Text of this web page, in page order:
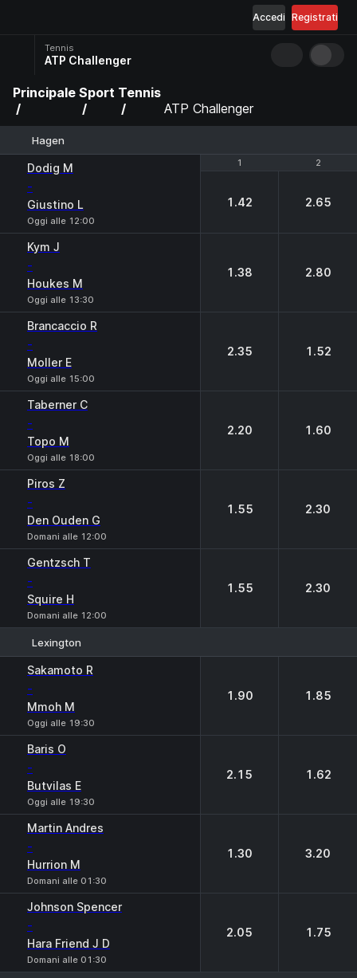
Registrati
Accedi
Tennis
ATP Challenger
Principale Sport Tennis
ATP Challenger
Hagen
1 2
Dodig M
-
Giustino L
Oggi alle 12:00
1 2
1.42 2.65
Kym J
-
Houkes M
Oggi alle 13:30
1.38 2.80
Brancaccio R
-
Moller E
Oggi alle 15:00
2.35 1.52
Taberner C
-
Topo M
Oggi alle 18:00
2.20 1.60
Piros Z
-
Den Ouden G
Domani alle 12:00
1.55 2.30
Gentzsch T
-
Squire H
Domani alle 12:00
1.55 2.30
Lexington
Sakamoto R
-
Mmoh M
Oggi alle 19:30
1.90 1.85
Baris O
-
Butvilas E
Oggi alle 19:30
2.15 1.62
Martin Andres
-
Hurrion M
Domani alle 01:30
1.30 3.20
Johnson Spencer
-
Hara Friend J D
Domani alle 01:30
2.05 1.75